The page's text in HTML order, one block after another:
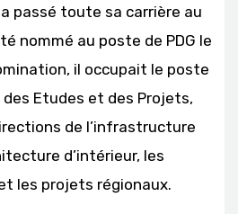
passé toute sa carrière au
nommé au poste de PDG le
il occupait le poste
Etudes et des Projets,
de l’infrastructure
d’intérieur, les
les projets régionaux.